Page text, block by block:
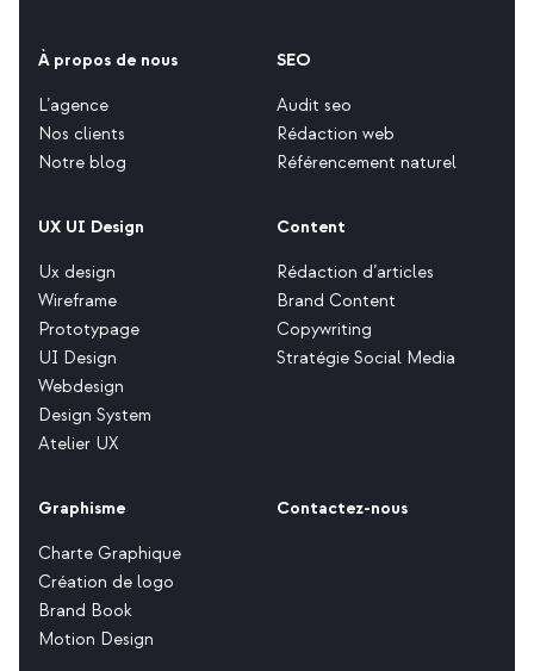
À propos de nous
L’agence
Nos clients
Notre blog
SEO
Audit seo
Rédaction web
Référencement naturel
UX UI Design
Ux design
Wireframe
Prototypage
UI Design
Webdesign
Design System
Atelier UX
Content
Rédaction d’articles
Brand Content
Copywriting
Stratégie Social Media
Graphisme
Charte Graphique
Création de logo
Brand Book
Motion Design
Contactez-nous